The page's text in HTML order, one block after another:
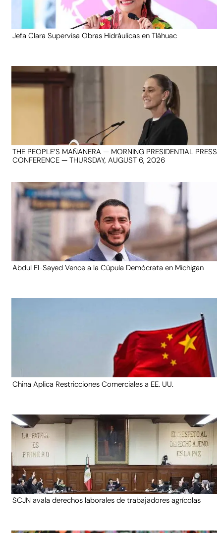
Jefa Clara Supervisa Obras Hidráulicas en Tláhuac
THE PEOPLE’S MAÑANERA — MORNING PRESIDENTIAL PRESS
CONFERENCE — THURSDAY, AUGUST 6, 2026
Abdul El-Sayed Vence a la Cúpula Demócrata en Michigan
China Aplica Restricciones Comerciales a EE. UU.
SCJN avala derechos laborales de trabajadores agrícolas